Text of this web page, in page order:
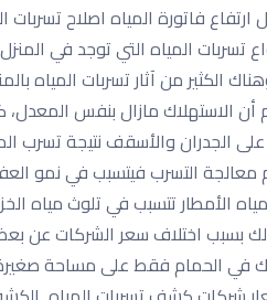
ارتفاع فاتورة المياه اصلاح
تسربات المياه التي توجد في
الكثير من آثار تسربات المياه
أن الاستهلاك مازال بنفس
الجدران والأسقف نتيجة تسرب
معالجة التسرب فيتسبب في نمو
الأمطار تتسبب في تلوث مياه
بسبب اختلاف سعر الشركات عن
في الحمام فقط على مساحة